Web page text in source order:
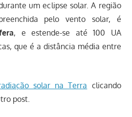
um eclipse solar. A região
pelo vento solar, é
, e estende-se até 100 UA
que é a distância média entre
solar na Terra clicando
post.